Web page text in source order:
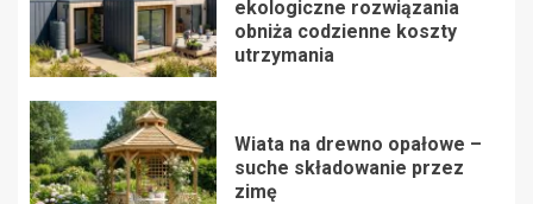
ekologiczne rozwiązania
obniża codzienne koszty
utrzymania
Wiata na drewno opałowe –
suche składowanie przez
zimę